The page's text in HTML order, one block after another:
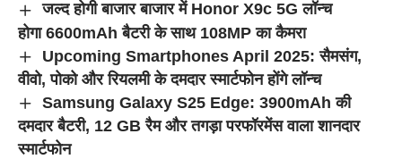
जल्द होगी बाजार बाजार में Honor X9c 5G लॉन्च
होगा 6600mAh बैटरी के साथ 108MP का कैमरा
Upcoming Smartphones April 2025: सैमसंग,
वीवो, पोको और रियलमी के दमदार स्मार्टफोन होंगे लॉन्च
Samsung Galaxy S25 Edge: 3900mAh की
दमदार बैटरी, 12 GB रैम और तगड़ा परफॉरमेंस वाला शानदार
स्मार्टफोन